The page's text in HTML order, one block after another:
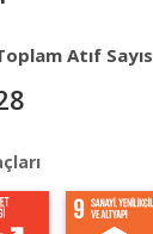
Atıf